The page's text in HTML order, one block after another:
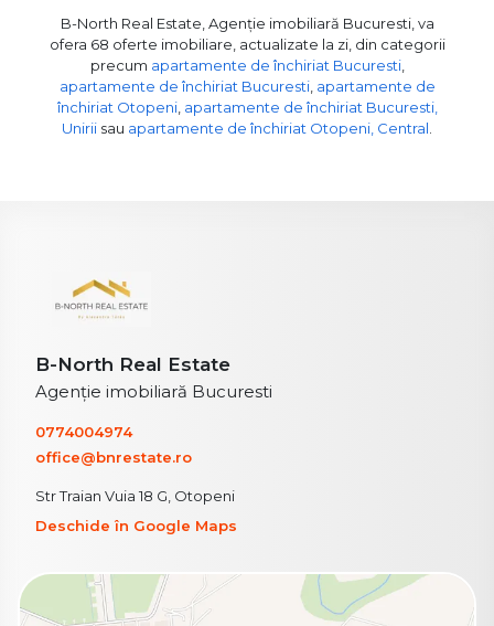
B-North Real Estate, Agenție imobiliară Bucuresti, va
ofera 68 oferte imobiliare, actualizate la zi, din categorii
precum apartamente de închiriat Bucuresti,
apartamente de închiriat Bucuresti, apartamente de
închiriat Otopeni, apartamente de închiriat Bucuresti,
Unirii sau apartamente de închiriat Otopeni, Central
B-North Real Estate
Agenție imobiliară Bucuresti
0774004974
office@bnrestate.ro
Str Traian Vuia 18 G, Otopeni
Deschide în Google Maps